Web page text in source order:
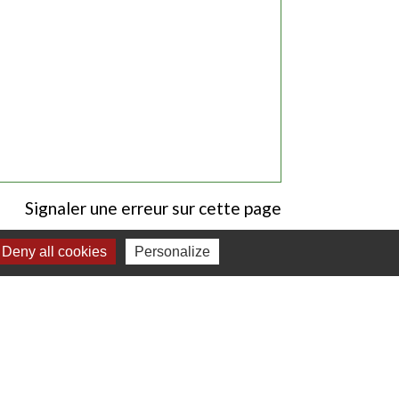
Signaler une erreur sur cette page
Deny all cookies Personalize